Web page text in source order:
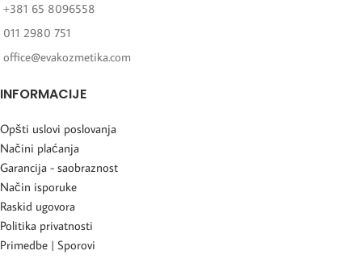
+381 65 8096558
011 2980 751
office@evakozmetika.com
INFORMACIJE
Opšti uslovi poslovanja
Načini plaćanja
Garancija - saobraznost
Način isporuke
Raskid ugovora
Politika privatnosti
Primedbe | Sporovi